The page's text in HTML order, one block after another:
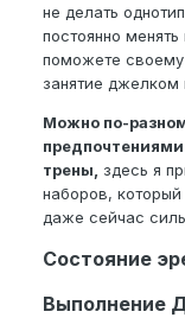
не делать
постоянно
поможете
занятие джелком
Можно по-
трены,
здесь я
наборов,
даже сейчас
Состояние
Выполнение